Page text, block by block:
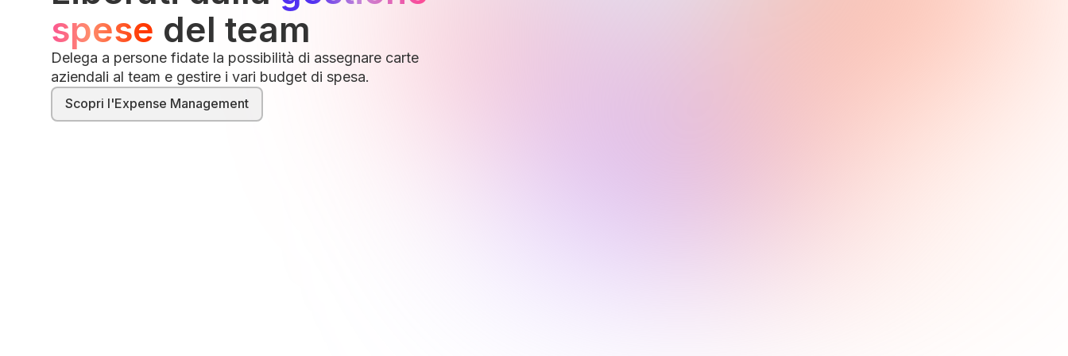
spese del team
Delega a persone fidate la possibilità di assegnare carte
aziendali al team e gestire i vari budget di spesa.
Scopri l'Expense Management